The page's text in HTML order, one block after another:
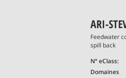
ARI-
Feedwater
spill back
N° eClass:
Domaines